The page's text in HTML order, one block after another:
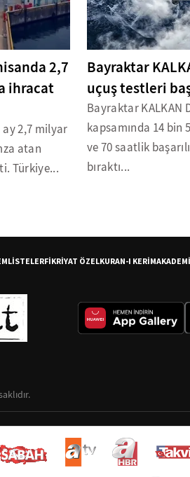
2,7
ihracat
2,7 milyar
atan
sektör olarak kayıtlara geçti. Türkiye...
Bayraktar
uçuş testleri
Bayraktar KALKAN
kapsamında 14 bin
ve 70 saatlik
bıraktı...
LİSTELERFİKRİYAT ÖZELKURAN-I KERİM